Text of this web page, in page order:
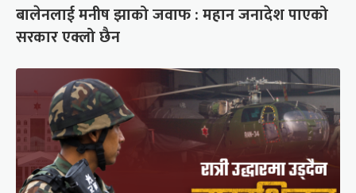
बालेनलाई मनीष झाको जवाफ : महान जनादेश पाएको
सरकार एक्लो छैन